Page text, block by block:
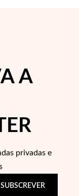
A
privadas e
SUBSCREVER